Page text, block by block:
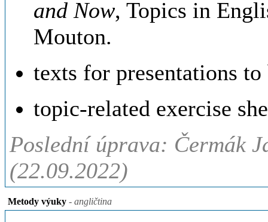
and Now, Topics in
Mouton.
texts for presentations
topic-related exercise
Poslední úprava: Čermák
(22.09.2022)
Metody výuky - angličtina